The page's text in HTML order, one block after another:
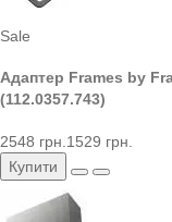
Sale
Адаптер Frames by
(112.0357.743)
2548 грн. 1529 грн.
Купити